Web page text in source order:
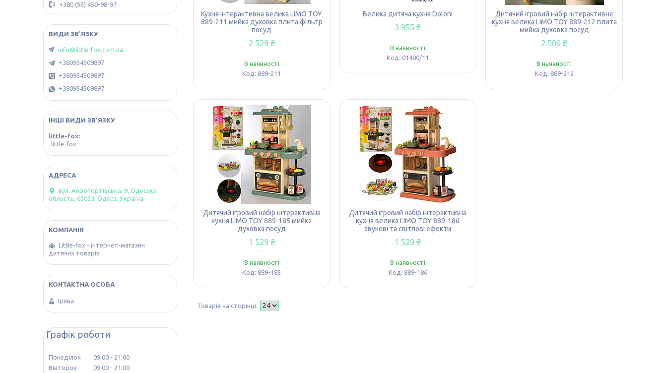
Кухня інтерактивна велика LIMO TOY
889-211 мийка духовка плита фільтр
посуд
2 529 ₴
В наявності
889-211
Велика дитяча кухня Doloni
3 955 ₴
В наявності
01480/11
Дитячий ігровий набір інтерактивна
кухня велика LIMO TOY 889-212 плита
мийка духовка посуд
2 509 ₴
В наявності
889-212
Дитячий ігровий набір інтерактивна
кухня LIMO TOY 889-185 мийка
духовка посуд
1 529 ₴
В наявності
889-185
Дитячий ігровий набір інтерактивна
кухня велика LIMO TOY 889-186
звукові та світлові ефекти
1 529 ₴
В наявності
889-186
+380 (95) 450-98-97
info@little-fox.com.ua
+380954509897
+380954509897
+380954509897
ІНШІ ВИДИ ЗВ'ЯЗКУ
little-fox
little-fox
вул. Аеропортівська, 9, Одеська
область, 65033, Одеса, Україна
Little-fox - інтернет-магазин
дитячих товарів
Ірина
Графік роботи
Понеділок 09:00
21:00
Вівторок
09:00
21:00